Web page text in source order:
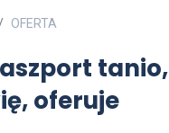
OFERTA
tanio,
oferuje